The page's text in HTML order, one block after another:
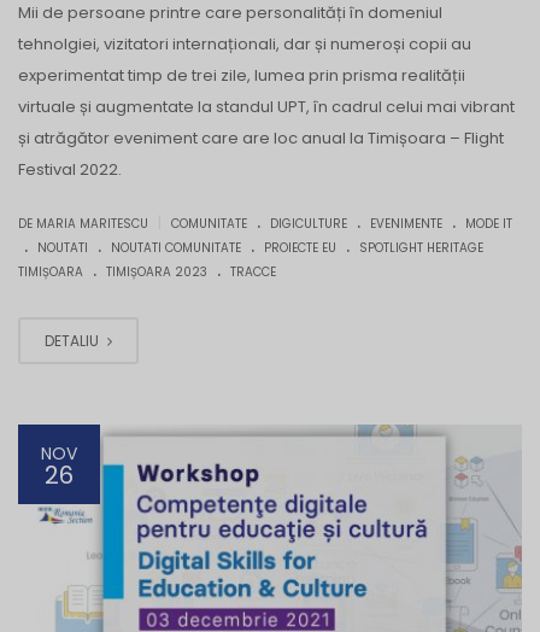
Mii de persoane printre care personalități în domeniul
tehnolgiei, vizitatori internaționali, dar și numeroși copii au
experimentat timp de trei zile, lumea prin prisma realității
virtuale și augmentate la standul UPT, în cadrul celui mai vibrant
și atrăgător eveniment care are loc anual la Timișoara – Flight
Festival 2022.
DE MARIA MARITESCU COMUNITATE . DIGICULTURE . EVENIMENTE . MODE IT
. NOUTATI . NOUTATI COMUNITATE . PROIECTE EU . SPOTLIGHT HERITAGE
TIMIȘOARA . TIMIȘOARA 2023 . TRACCE
DETALIU
NOV
26